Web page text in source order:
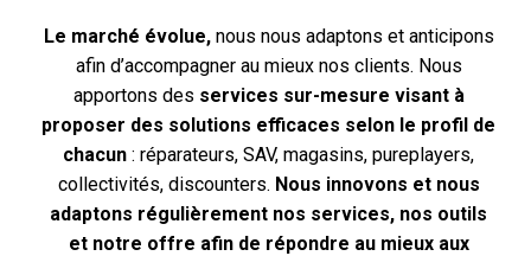
Le marché évolue, nous nous adaptons et anticipons
afin d’accompagner au mieux nos clients. Nous
apportons des services sur-mesure visant à
proposer des solutions efficaces selon le profil de
chacun : réparateurs, SAV, magasins, pureplayers,
collectivités, discounters. Nous innovons et nous
adaptons régulièrement nos services, nos outils
et notre offre afin de répondre au mieux aux